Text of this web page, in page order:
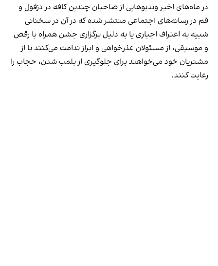
در ماه‌های اخیر ویدیوهایی از صاحبان چندین کافه در دزفول و
قم در رسانه‌های اجتماعی منتشر شده که در آن در سخنانی
شبیه به اعتراف اجباری یا به دلیل برگزاری جشن همراه با رقص
و موسیقی، از مسئولان عذرخواهی و ابراز ندامت می‌کنند یا از
مشتریان خود می‌خواهند برای جلوگیری از پلمب شدن، حجاب را
رعایت کنند.